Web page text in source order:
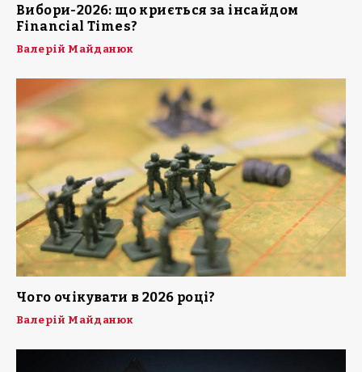
Вибори-2026: що криється за інсайдом
Financial Times?
Валерій Майданюк
Чого очікувати в 2026 році?
Валерій Майданюк